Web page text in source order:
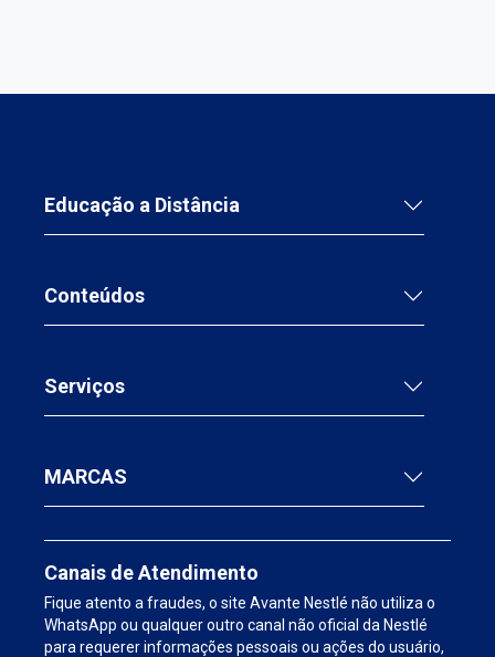
Educação a Distância
Conteúdos
Serviços
MARCAS
Canais de Atendimento
Fique atento a fraudes, o site Avante Nestlé não utiliza o
WhatsApp ou qualquer outro canal não oficial da Nestlé
para requerer informações pessoais ou ações do usuário,